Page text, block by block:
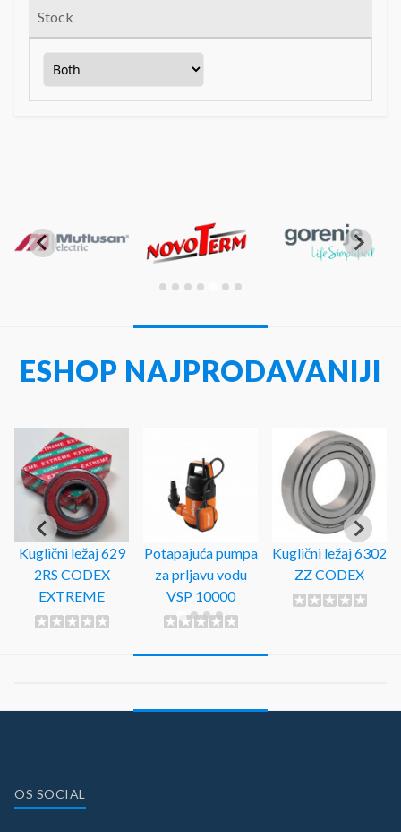
Stock
ESHOP NAJPRODAVANIJI
Kuglični ležaj 629
2RS CODEX
EXTREME
Potapajuća pumpa
za prljavu vodu
VSP 10000
Kuglični ležaj 6302
ZZ CODEX
OS SOCIAL